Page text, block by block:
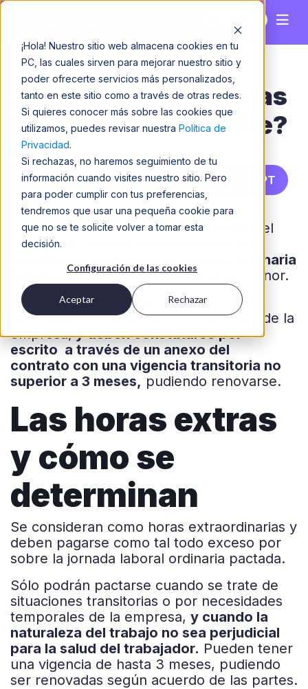
¡Hola! Nuestro sitio web almacena cookies en tu
PC, las cuales sirven para mejorar nuestro sitio y
poder ofrecerte servicios más personalizados,
tanto en este sitio como a través de otras redes.
Si quieres conocer más sobre las cookies que
utilizamos, puedes revisar nuestra Política de
Privacidad.
Si rechazas, no haremos seguimiento de tu
información cuando visites nuestro sitio. Pero
para poder cumplir con tus preferencias,
tendremos que usar una pequeña cookie para
que no se te solicite volver a tomar esta
decisión.
Configuración de las cookies
Aceptar Rechazar
¿Cómo se calculan las
horas extras en Chile?
Dani y Fer Resumir con ChatGPT
De acuerdo al artículo 30 del Código del
Trabajo,
aquella que excede de la jornada ordinaria
máxima legal,o de la pactada si es menor.
Solo se pueden pactar para atender
necesidades o situaciones temporales de la
empresa,y deben constatarse por
escrito a través de un anexo del
contrato con una vigencia transitoria no
superior a 3 meses, pudiendo renovarse.
Las horas extras
y cómo se
determinan
Se consideran como horas extraordinarias y
deben pagarse como tal todo exceso por
sobre la jornada laboral ordinaria pactada.
Sólo podrán pactarse cuando se trate de
situaciones transitorias o por necesidades
temporales de la empresa, y cuando la
naturaleza del trabajo no sea perjudicial
para la salud del trabajador. Pueden tener
una vigencia de hasta 3 meses, pudiendo
ser renovadas según acuerdo de las partes.